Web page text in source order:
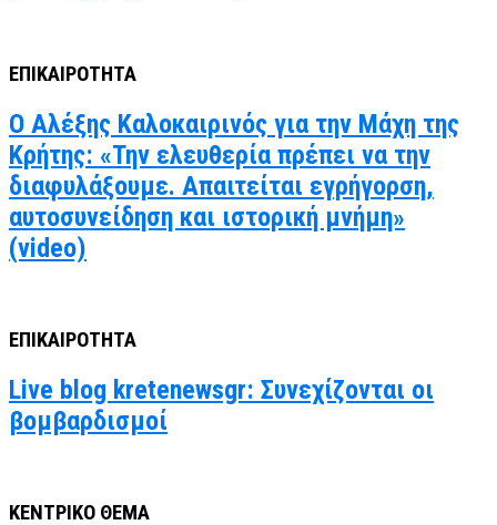
ΕΠΙΚΑΙΡΟΤΗΤΑ
Ο Αλέξης Καλοκαιρινός για την Μάχη της
Κρήτης: «Την ελευθερία πρέπει να την
διαφυλάξουμε. Απαιτείται εγρήγορση,
αυτοσυνείδηση και ιστορική μνήμη»
(video)
ΕΠΙΚΑΙΡΟΤΗΤΑ
Live blog kretenewsgr: Συνεχίζονται οι
βομβαρδισμοί
ΚΕΝΤΡΙΚΟ ΘΕΜΑ